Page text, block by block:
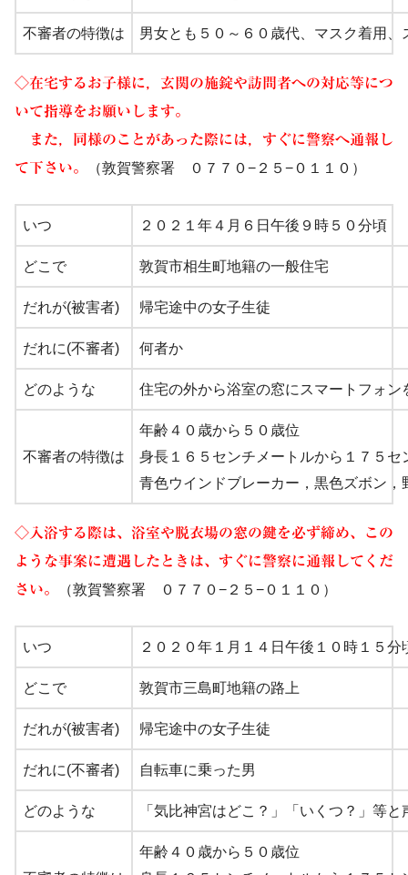
不審者の特徴は 男女とも５０～６０歳代、マスク着用、
◇在宅するお子様に，玄関の施錠や訪問者への対応等につ
いて指導をお願いします。
また，同様のことがあった際には，すぐに警察へ通報し
て下さい。
（敦賀警察署 ０７７０−２５−０１１０）
いつ ２０２１年４月６日午後９時５０分頃
どこで 敦賀市相生町地籍の一般住宅
だれが(被害者) 帰宅途中の女子生徒
だれに(不審者) 何者か
どのような 住宅の外から浴室の窓にスマートフォン
不審者の特徴は
年齢４０歳から５０歳位
身長１６５センチメートルから１７５セ
青色ウインドブレーカー，黒色ズボン，
◇入浴する際は、浴室や脱衣場の窓の鍵を必ず締め、この
ような事案に遭遇したときは、すぐに警察に通報してくだ
さい。
（敦賀警察署 ０７７０−２５−０１１０）
いつ ２０２０年１月１４日午後１０時１５分
どこで 敦賀市三島町地籍の路上
だれが(被害者) 帰宅途中の女子生徒
だれに(不審者) 自転車に乗った男
どのような 「 気比神宮はどこ？」「いくつ？」等と
年齢４０歳から５０歳位